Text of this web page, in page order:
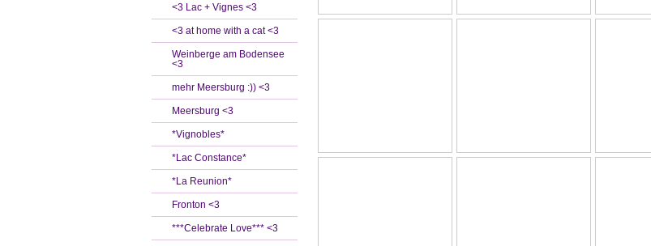
<3 Lac + Vignes <3
<3 at home with a cat <3
Weinberge am Bodensee
<3
mehr Meersburg :)) <3
Meersburg <3
*Vignobles*
*Lac Constance*
*La Reunion*
Fronton <3
***Celebrate Love*** <3